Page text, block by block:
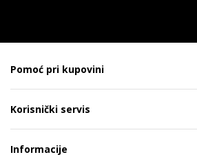
Pomoć pri kupovini
Korisnički servis
Informacije